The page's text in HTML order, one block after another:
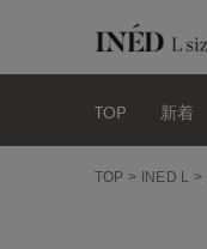
TOP 新着
TOP INED L